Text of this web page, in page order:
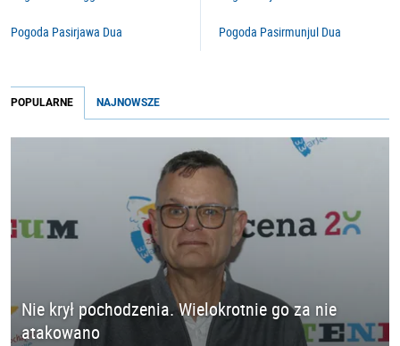
Pogoda Pasirjawa Dua Pogoda Pasirmunjul Dua
POPULARNE NAJNOWSZE
Nie krył pochodzenia. Wielokrotnie go za nie
atakowano